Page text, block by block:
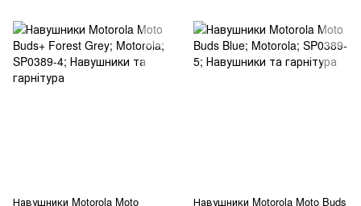
Навушники Motorola Moto
Навушники Motorola Moto Buds